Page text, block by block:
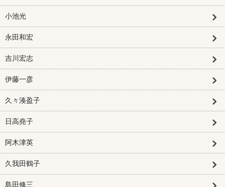
小池光
永田和宏
吉川宏志
伊藤一彦
久々湊盈子
日高堯子
阿木津英
久我田鶴子
島田修三